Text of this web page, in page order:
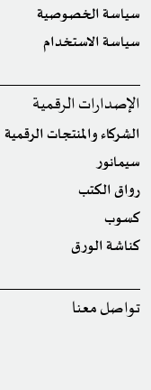
سياسة الخصوصية
سياسة الاستخدام
الإصدارات الرقمية
الشركاء والمنتجات الرقمية
سيمانور
رواق الكتب
كسوب
كناشة الورق
تواصل معنا